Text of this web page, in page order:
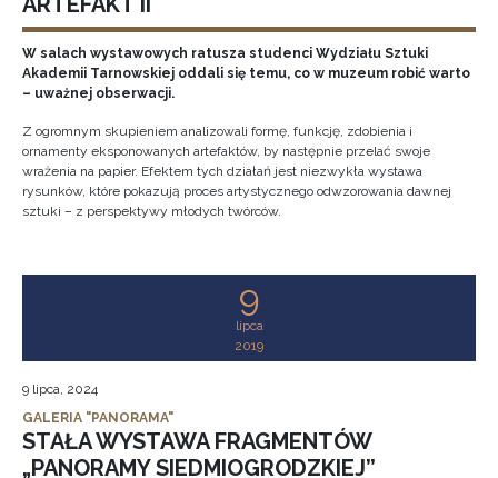
W salach wystawowych ratusza studenci Wydziału Sztuki
Akademii Tarnowskiej oddali się temu, co w muzeum robić warto
– uważnej obserwacji.
Z ogromnym skupieniem analizowali formę, funkcję, zdobienia i
ornamenty eksponowanych artefaktów, by następnie przelać swoje
wrażenia na papier. Efektem tych działań jest niezwykła wystawa
rysunków, które pokazują proces artystycznego odwzorowania dawnej
sztuki – z perspektywy młodych twórców.
9
lipca
2019
9 lipca, 2024
GALERIA "PANORAMA"
STAŁA WYSTAWA FRAGMENTÓW
„PANORAMY SIEDMIOGRODZKIEJ”